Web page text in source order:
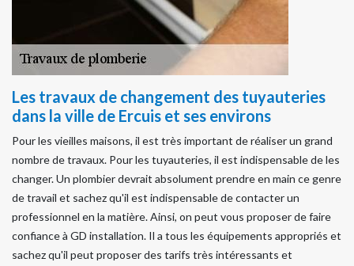
Les travaux de changement des tuyauteries
dans la ville de Ercuis et ses environs
Pour les vieilles maisons, il est très important de réaliser un grand
nombre de travaux. Pour les tuyauteries, il est indispensable de les
changer. Un plombier devrait absolument prendre en main ce genre
de travail et sachez qu'il est indispensable de contacter un
professionnel en la matière. Ainsi, on peut vous proposer de faire
confiance à GD installation. Il a tous les équipements appropriés et
sachez qu'il peut proposer des tarifs très intéressants et